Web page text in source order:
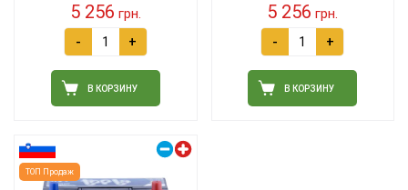
5 256 грн.
- +
В КОРЗИНУ
5 256 грн.
- +
В КОРЗИНУ
ТОП Продаж